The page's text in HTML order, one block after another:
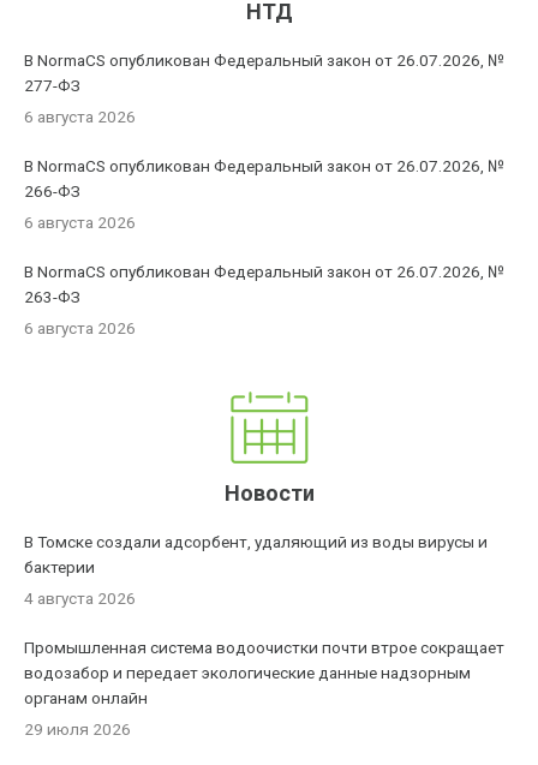
НТД
В NormaCS опубликован Федеральный закон от 26.07.2026, №
277-ФЗ
6 августа 2026
В NormaCS опубликован Федеральный закон от 26.07.2026, №
266-ФЗ
6 августа 2026
В NormaCS опубликован Федеральный закон от 26.07.2026, №
263-ФЗ
6 августа 2026
Новости
В Томске создали адсорбент, удаляющий из воды вирусы и
бактерии
4 августа 2026
Промышленная система водоочистки почти втрое сокращает
водозабор и передает экологические данные надзорным
органам онлайн
29 июля 2026